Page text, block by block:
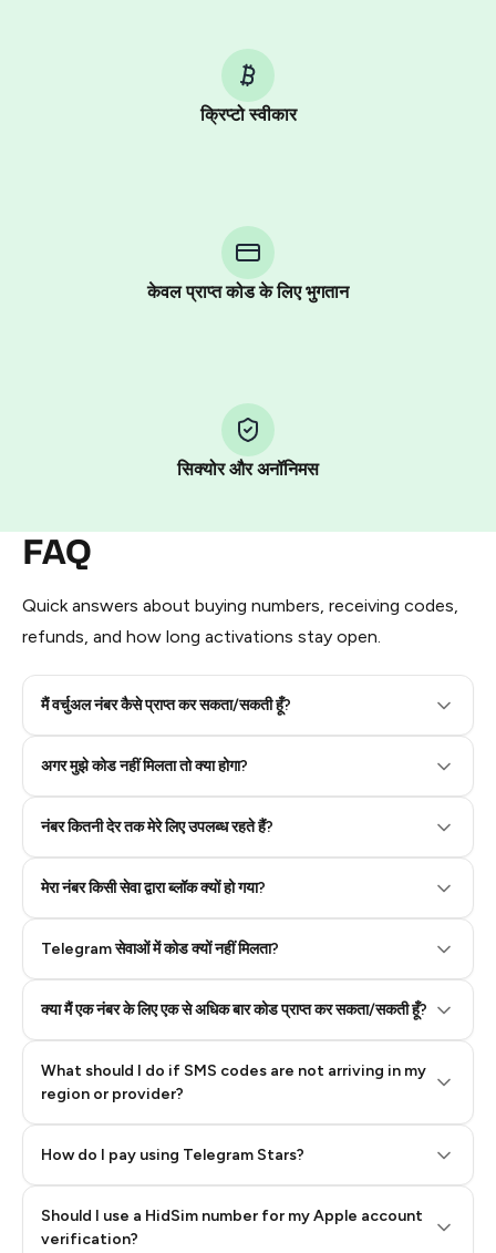
क्रिप्टो स्वीकार
केवल प्राप्त कोड के लिए भुगतान
सिक्योर और अनॉनिमस
FAQ
Quick answers about buying numbers, receiving codes,
refunds, and how long activations stay open.
मैं वर्चुअल नंबर कैसे प्राप्त कर सकता/सकती हूँ?
अगर मुझे कोड नहीं मिलता तो क्या होगा?
नंबर कितनी देर तक मेरे लिए उपलब्ध रहते हैं?
मेरा नंबर किसी सेवा द्वारा ब्लॉक क्यों हो गया?
Telegram सेवाओं में कोड क्यों नहीं मिलता?
क्या मैं एक नंबर के लिए एक से अधिक बार कोड प्राप्त कर सकता/सकती हूँ?
What should I do if SMS codes are not arriving in my
region or provider?
How do I pay using Telegram Stars?
Telegram using your card (or Google Pay, Apple Pay, or
other supported methods).
You use those Stars to pay our bot and complete the
Pay with Telegram Stars
Step 2: Buy Stars in Telegram
Step 3: Pay our bot with Stars
Should I use a HidSim number for my Apple account
verification?